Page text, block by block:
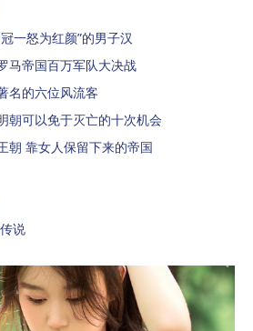
一怒为红颜”的男子汉
马帝国百万军队大决战
名的六位风流客
朝可以免于灭亡的十次机会
朝 靠女人保留下来的帝国
说